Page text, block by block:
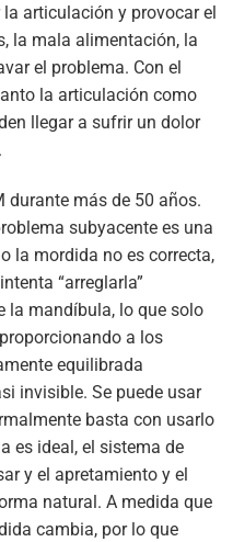
articulación y provocar el
la mala alimentación, la
el problema. Con el
la articulación como
llegar a sufrir un dolor
durante más de 50 años.
subyacente es una
la mordida no es correcta,
“arreglarla”
la mandíbula, lo que solo
a los
equilibrada
invisible. Se puede usar
basta con usarlo
es ideal, el sistema de
y el apretamiento y el
natural. A medida que
cambia, por lo que